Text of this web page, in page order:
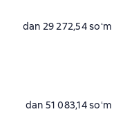
dan 29 272,54 soʻm
dan 51 083,14 soʻm